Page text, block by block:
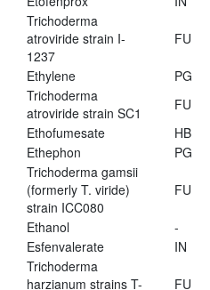
Trichoderma
atroviride strain I-
1237
FU
Ethylene PG
Trichoderma
atroviride strain SC1
FU
Ethofumesate
HB
Ethephon
PG
Trichoderma gamsii
(formerly T. viride)
strain ICC080
FU
Ethanol -
Esfenvalerate
IN
Trichoderma
harzianum strains T-
FU